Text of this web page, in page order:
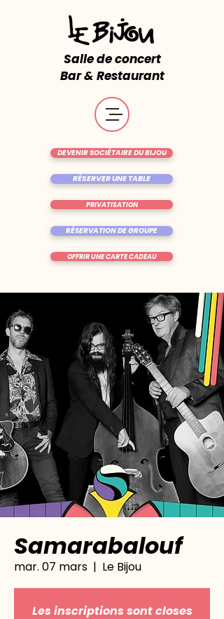
Salle de concert
Bar & Restaurant
RÉSERVER UNE TABLE
OFFRIR UNE CARTE CADEAU
DEVENIR SOCIÉTAIRE DU BIJOU
RÉSERVATION DE GROUPE
PRIVATISATION
Samarabalouf
mar. 07 mars
  |
Le Bijou
Les inscriptions sont closes